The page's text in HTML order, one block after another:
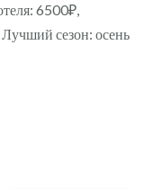
6500₽,
сезон: осень